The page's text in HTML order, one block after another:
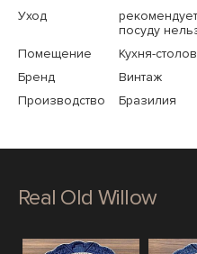
Уход
посуду
Помещение
Кухня-
Бренд
Винтаж
Производство
Бразилия
Real Old Willow